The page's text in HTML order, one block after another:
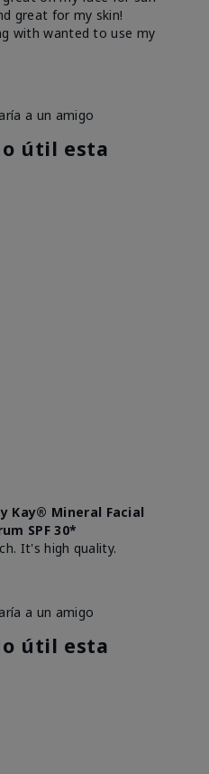
great for my skin!
with wanted to use my
a un amigo
útil esta
Kay® Mineral Facial
SPF 30*
It's high quality.
a un amigo
útil esta